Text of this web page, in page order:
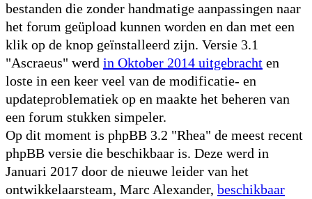
bestanden die zonder handmatige aanpassingen naar
het forum geüpload kunnen worden en dan met een
klik op de knop geïnstalleerd zijn. Versie 3.1
"Ascraeus" werd in Oktober 2014 uitgebracht en
loste in een keer veel van de modificatie- en
updateproblematiek op en maakte het beheren van
een forum stukken simpeler.
Op dit moment is phpBB 3.2 "Rhea" de meest recent
phpBB versie die beschikbaar is. Deze werd in
Januari 2017 door de nieuwe leider van het
ontwikkelaarsteam, Marc Alexander, beschikbaar